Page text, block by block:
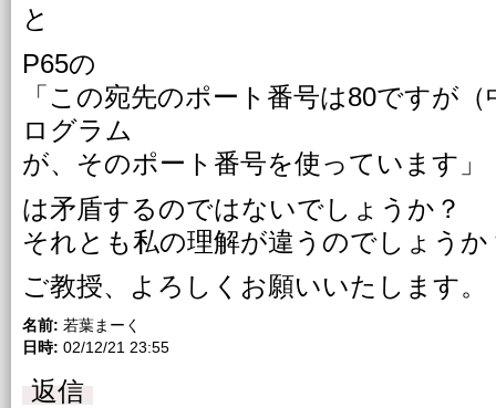
と
P65の
「この宛先のポート番号は80ですが
ログラム
が、そのポート番号を使っています」
は矛盾するのではないでしょうか？
それとも私の理解が違うのでしょうか
ご教授、よろしくお願いいたします。
名前: 若葉まーく
日時: 02/12/21 23:55
返信